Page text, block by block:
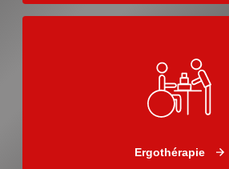
Ergothérapie